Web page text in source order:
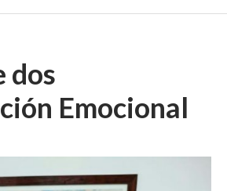
dos
Emocional